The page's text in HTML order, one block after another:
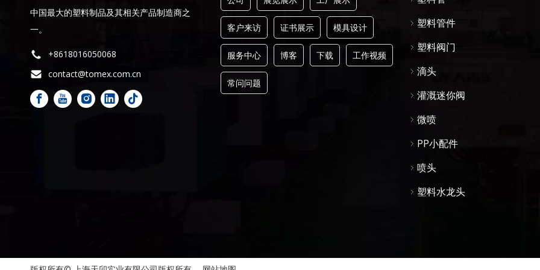
中国最大的塑料制品及其相关产品制造商之
一。
+8618016050068
contact@tomex.com.cn
客户来访 证书展示 模具设计
服务中心 博客 下载 工作视频
常问问题
塑料管件
塑料阀门
滴头
灌溉迷你阀
微喷
PP小配件
喷头
塑料水龙头